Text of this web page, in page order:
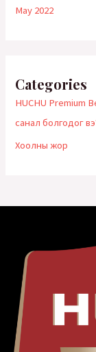
May 2022
Categories
HUCHU Premium
санал болгодог
Хоолны жор